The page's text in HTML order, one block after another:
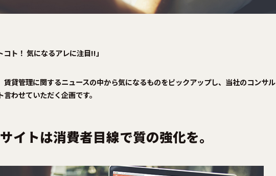
ト！ 気になるアレに注目!!」
賃貸管理に関するニュースの中から気になるものをピックアップし、当社のコンサル
わせていただく企画です。
イトは消費者目線で質の強化を。